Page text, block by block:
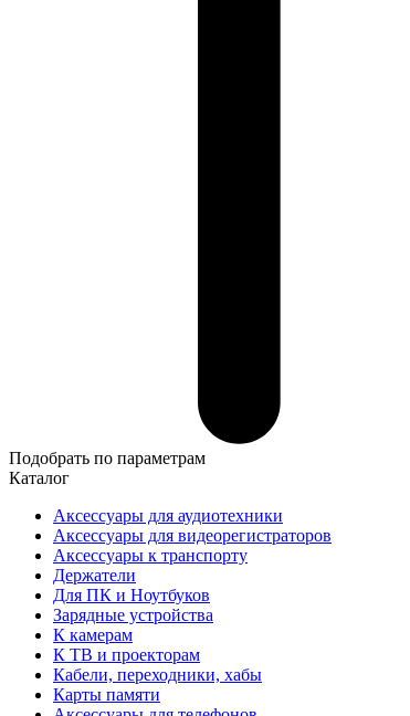
Подобрать по параметрам
Каталог
Аксессуары для аудиотехники
Аксессуары для видеорегистраторов
Аксессуары к транспорту
Держатели
Для ПК и Ноутбуков
Зарядные устройства
К камерам
К ТВ и проекторам
Кабели, переходники, хабы
Карты памяти